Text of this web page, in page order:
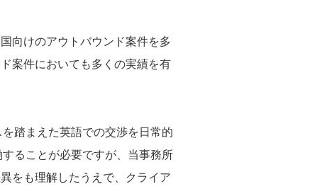
向けのアウトバウンド案件を多
案件においても多くの実績を有
踏まえた英語での交渉を日常的
ることが必要ですが、当事務所
をも理解したうえで、クライア